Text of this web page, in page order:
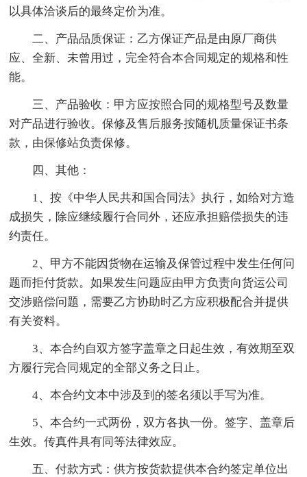
以具体洽谈后的最终定价为准。
二、产品品质保证：乙方保证产品是由原厂商供
应、全新、未曾用过，完全符合本合同规定的规格和性
能。
三、产品验收：甲方应按照合同的规格型号及数量
对产品进行验收。保修及售后服务按随机质量保证书条
款，由保修站负责保修。
四、其他：
1、按《中华人民共和国合同法》执行，如给对方造
成损失，除应继续履行合同外，还应承担赔偿损失的违
约责任。
2、甲方不能因货物在运输及保管过程中发生任何问
题而拒付货款。如果发生问题应由甲方负责向货运公司
交涉赔偿问题，需要乙方协助时乙方应积极配合并提供
有关资料。
3、本合约自双方签字盖章之日起生效，有效期至双
方履行完合同规定的全部义务之日止。
4、本合约文本中涉及到的签名须以手写为准。
5、本合约一式两份，双方各执一份。签字、盖章后
生效。传真件具有同等法律效应。
五、付款方式：供方按货款提供本合约签定单位出